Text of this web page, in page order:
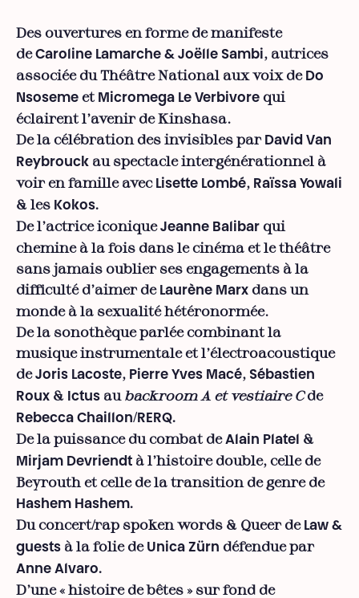
Des ouvertures en forme de manifeste
deCaroline Lamarche & Joëlle Sambi, autrices
associée du Théâtre National aux voix de Do
Nsoseme et Micromega Le Verbivore qui
éclairent l’avenir de Kinshasa.
De la célébration des invisibles par David Van
Reybrouck au spectacle intergénérationnel à
voir en famille avec Lisette Lombé, Raïssa Yowali
& les Kokos.
De l’actrice iconiqueJeanne Balibar qui
chemine à la fois dans le cinéma et le théâtre
sans jamais oublier ses engagements à la
difficulté d’aimer de Laurène Marx dans un
monde à la sexualité hétéronormée.
De la sonothèque parlée combinant la
musique instrumentale et l’électroacoustique
deJoris Lacoste, Pierre Yves Macé, Sébastien
Roux & Ictus au backroomA et vestiaire Cde
Rebecca Chaillon/RERQ.
De la puissance du combat deAlain Platel
&
Mirjam Devriendt à l’histoire double, celle de
Beyrouth et celle de la transition de genre de
Hashem Hashem.
Du concert/rap spoken words & Queer de Law &
guests à la folie de Unica Zürn défendue par
Anne Alvaro.
D’une « histoire de bêtes » sur fond de